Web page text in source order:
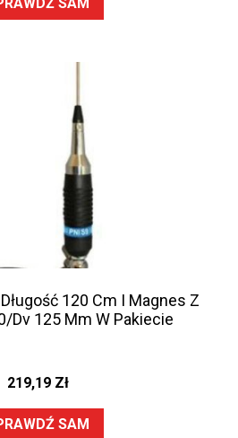
120 Cm I Magnes Z
Dv 125 Mm W Pakiecie
219,19 Zł
SAM